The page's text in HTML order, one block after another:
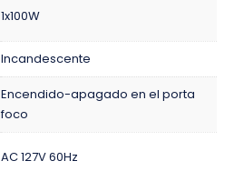
1x100W
Incandescente
Encendido-apagado en el porta
foco
AC 127V 60Hz